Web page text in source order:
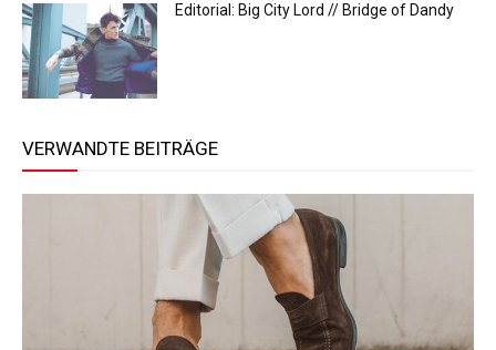
Editorial: Big City Lord // Bridge of Dandy
VERWANDTE BEITRÄGE